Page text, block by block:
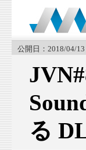
公開日：2018/04/
る